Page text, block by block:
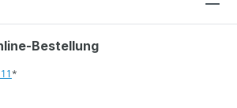
Bestellung
*